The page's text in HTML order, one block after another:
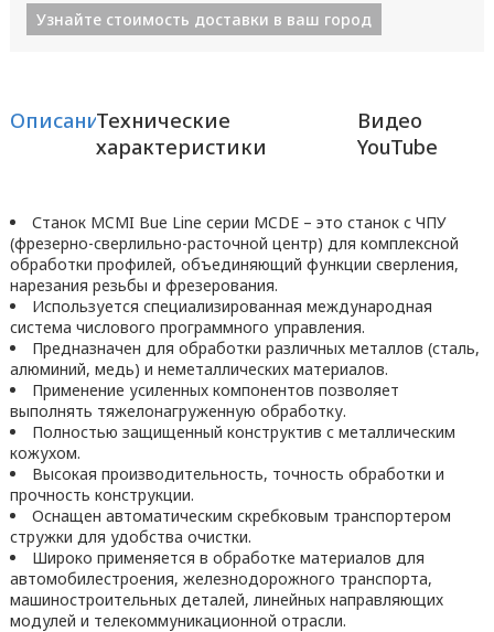
Узнайте стоимость доставки в ваш город
ОписаниеТехнические
характеристики
Видео
YouTube
Станок MCMI Bue Line серии MCDE – это станок с ЧПУ
(фрезерно-сверлильно-расточной центр) для комплексной
обработки профилей, объединяющий функции сверления,
нарезания резьбы и фрезерования.
Используется специализированная международная
система числового программного управления.
Предназначен для обработки различных металлов (сталь,
алюминий, медь) и неметаллических материалов.
Применение усиленных компонентов позволяет
выполнять тяжелонагруженную обработку.
Полностью защищенный конструктив с металлическим
кожухом.
Высокая производительность, точность обработки и
прочность конструкции.
Оснащен автоматическим скребковым транспортером
стружки для удобства очистки.
Широко применяется в обработке материалов для
автомобилестроения, железнодорожного транспорта,
машиностроительных деталей, линейных направляющих
модулей и телекоммуникационной отрасли.